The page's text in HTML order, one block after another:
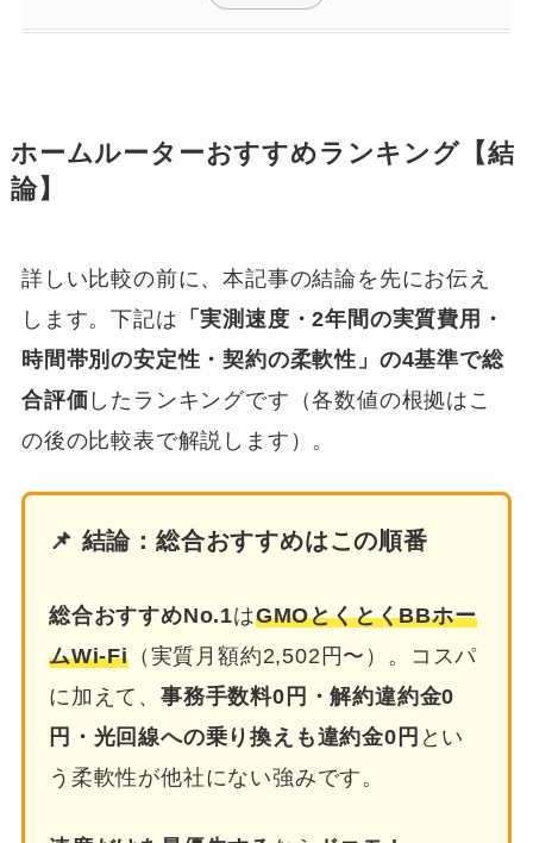
ホームルーターおすすめランキング【結
論】
詳しい比較の前に、本記事の結論を先にお伝え
します。下記は 「実測速度・2年間の実質費用・
時間帯別の安定性・契約の柔軟性」の4基準で総
合評価 したランキングです（各数値の根拠はこ
の後の比較表で解説します）。
📌 結論：総合おすすめはこの順番
総合おすすめNo.1はGMOとくとくBBホー
ムWi-Fi（実質月額約2,502円〜）。コスパ
に加えて、 事務手数料0円・解約違約金0
円・光回線への乗り換えも違約金0円 とい
う柔軟性が他社にない強みです。